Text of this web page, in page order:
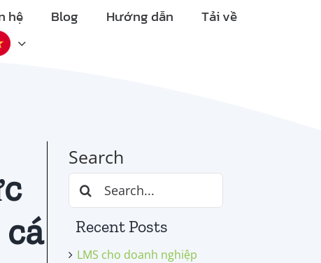
hệ Blog Hướng dẫn
Tải về
Search
Search
for:
Recent Posts
LMS cho doanh nghiệp